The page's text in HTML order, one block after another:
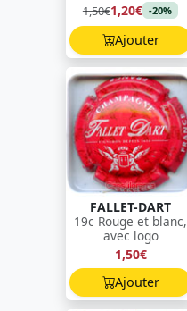
1,50€1,20€ -20%
Ajouter
FALLET-DART
19c Rouge et blanc,
avec logo
1,50€
Ajouter